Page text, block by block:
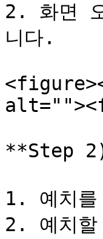
2. 화면
니다.
**Step
1. 예치를
2. 예치할